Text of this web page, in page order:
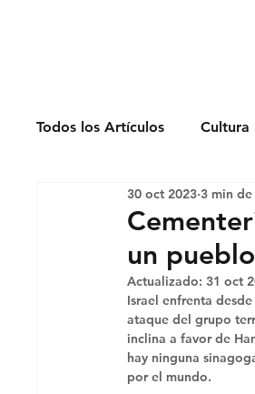
Todos los Artículos Cultura
Economía Feminicidio
Periodismo
un
30 oct 2023 3 min
Actualizado: 31 oct
Israel enfrenta
ataque del grupo
inclina a favor de
hay ninguna
por el mundo.